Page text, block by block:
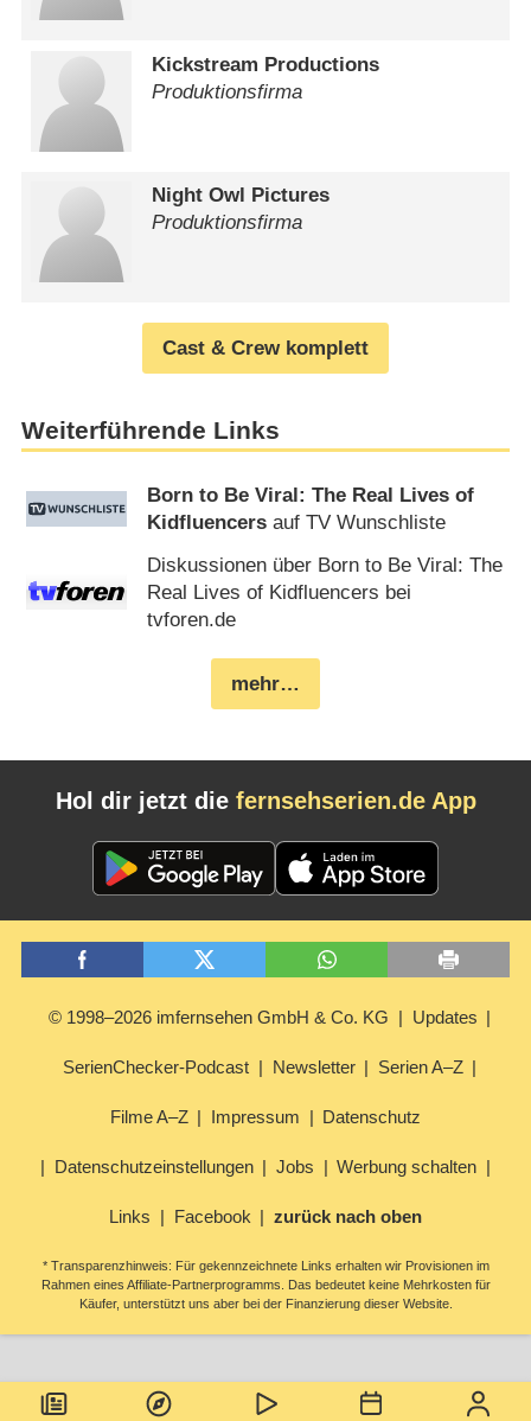
Kickstream Productions
Produktionsfirma
Night Owl Pictures
Produktionsfirma
Cast & Crew komplett
Weiterführende Links
Born to Be Viral: The Real Lives of
Kidfluencers auf TV Wunschliste
Diskussionen über Born to Be Viral: The
Real Lives of Kidfluencers bei
tvforen.de
mehr…
Hol dir jetzt die fernsehserien.de App
© 1998–2026 imfernsehen GmbH & Co. KG Updates
SerienChecker-Podcast Newsletter Serien A–Z
Filme A–Z Impressum Datenschutz
Datenschutzeinstellungen Jobs Werbung schalten
Links Facebook zurück nach oben
* Transparenzhinweis: Für gekennzeichnete Links erhalten wir Provisionen im
Rahmen eines Affiliate-Partnerprogramms. Das bedeutet keine Mehrkosten für
Käufer, unterstützt uns aber bei der Finanzierung dieser Website.